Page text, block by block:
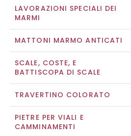
LAVORAZIONI SPECIALI DEI
MARMI
MATTONI MARMO ANTICATI
SCALE, COSTE, E
BATTISCOPA DI SCALE
TRAVERTINO COLORATO
PIETRE PER VIALI E
CAMMINAMENTI